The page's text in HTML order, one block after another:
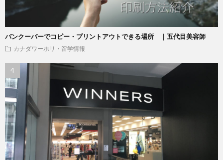
バンクーバーでコピー・プリントアウトできる場所 ｜五代目美容師
カナダワーホリ・留学情報